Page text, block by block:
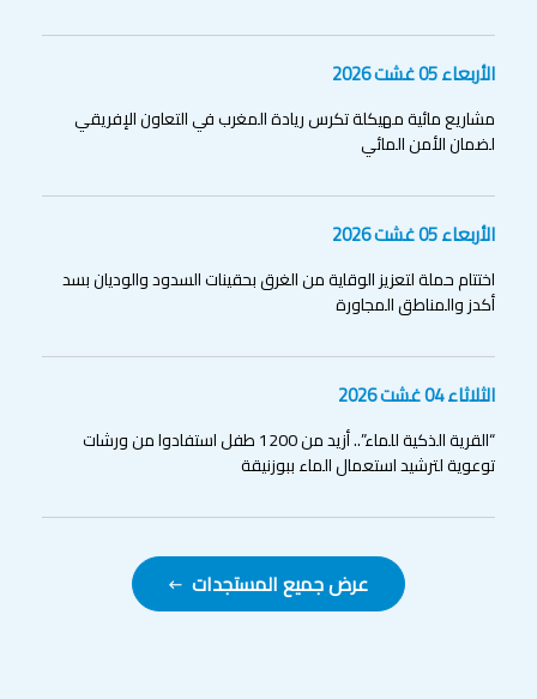
عرض جميع المستجدات
الأربعاء 05 غشت 2026
مشاريع مائية مهيكلة تكرس ريادة المغرب في التعاون الإفريقي
لضمان الأمن المائي
الأربعاء 05 غشت 2026
اختتام حملة لتعزيز الوقاية من الغرق بحقينات السدود والوديان بسد
أكدز والمناطق المجاورة
الثلاثاء 04 غشت 2026
“القرية الذكية للماء”.. أزيد من 1200 طفل استفادوا من ورشات
توعوية لترشيد استعمال الماء ببوزنيقة